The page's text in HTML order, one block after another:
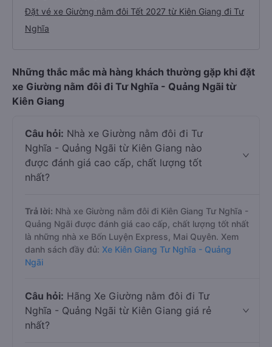
Đặt vé xe Giường nằm đôi Tết 2027 từ Kiên Giang đi Tư
Nghĩa
Những thắc mắc mà hàng khách thường gặp khi đặt
xe Giường nằm đôi đi Tư Nghĩa - Quảng Ngãi từ
Kiên Giang
Câu hỏi: Nhà xe Giường nằm đôi đi Tư
Nghĩa - Quảng Ngãi từ Kiên Giang nào
được đánh giá cao cấp, chất lượng tốt
nhất?
Trả lời: Nhà xe Giường nằm đôi đi Kiên Giang Tư Nghĩa -
Quảng Ngãi được đánh giá cao cấp, chất lượng tốt nhất
là những nhà xe Bốn Luyện Express, Mai Quyên. Xem
danh sách đầy đủ: Xe Kiên Giang Tư Nghĩa - Quảng
Ngãi
Câu hỏi: Hãng Xe Giường nằm đôi đi Tư
Nghĩa - Quảng Ngãi từ Kiên Giang giá rẻ
nhất?